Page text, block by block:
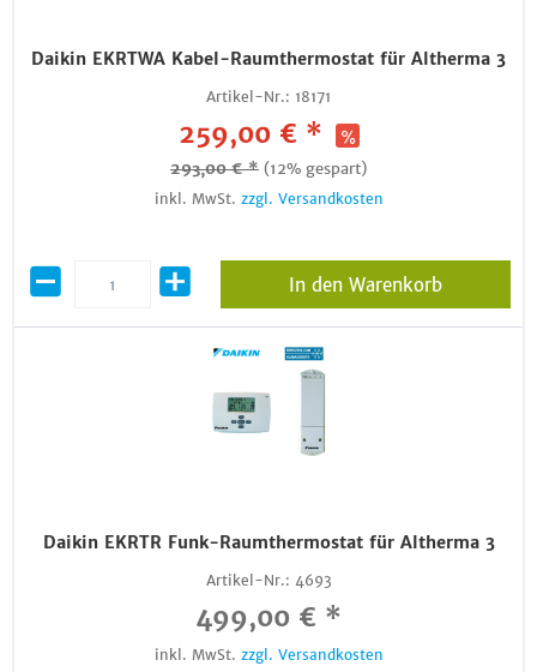
Daikin EKRTWA Kabel-Raumthermostat für Altherma 3
Artikel-Nr.: 18171
259,00 € *
293,00 € * (12% gespart)
inkl. MwSt. zzgl. Versandkosten
In den Warenkorb
Daikin EKRTR Funk-Raumthermostat für Altherma 3
Artikel-Nr.: 4693
499,00 € *
inkl. MwSt. zzgl. Versandkosten